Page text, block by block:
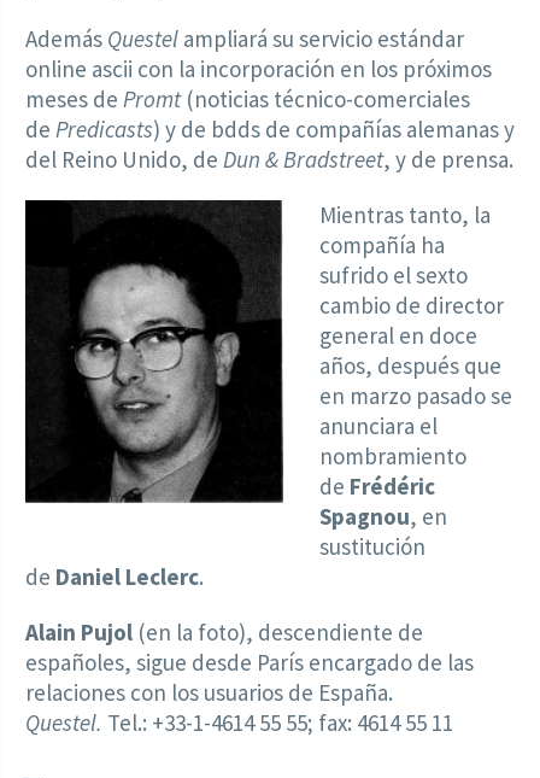
Además Questel ampliará su servicio estándar
online ascii con la incorporación en los próximos
meses de Promt(noticias técnico-comerciales
de Predicasts) y de bdds de compañías alemanas y
del Reino Unido, de Dun & Bradstreet, y de prensa.
Mientras tanto, la
compañía ha
sufrido el sexto
cambio de director
general en doce
años, después que
en marzo pasado se
anunciara el
nombramiento
de Frédéric
Spagnou, en
sustitución
de Daniel Leclerc.
Alain Pujol (en la foto), descendiente de
españoles, sigue desde París encargado de las
relaciones con los usuarios de España.
Questel. Tel.: +33-1-4614 55 55; fax: 4614 55 11